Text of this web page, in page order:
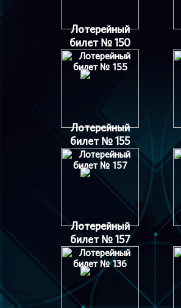
Лотерейный
билет № 150
Лотерейный
билет № 155
Лотерейный
билет № 157